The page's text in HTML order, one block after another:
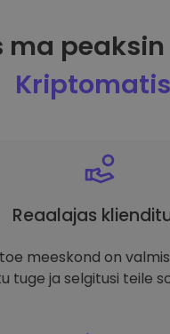
ma
Kriptomatis
Reaalajas
meeskond on
tuge ja selgitusi teile